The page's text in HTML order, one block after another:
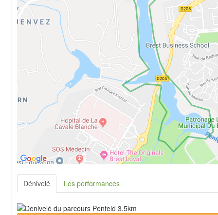
Dénivelé Les performances